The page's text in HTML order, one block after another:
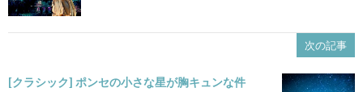
次の記事
[クラシック] ポンセの小さな星が胸キュンな件